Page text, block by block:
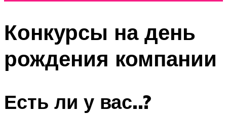
Конкурсы на день
рождения компании
Есть ли у вас..?